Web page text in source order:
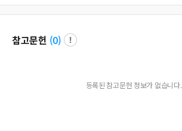
참고문헌 (0)
등록된 참고문헌 정보가 없습니다.